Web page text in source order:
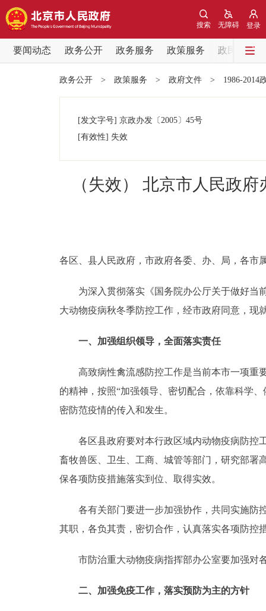
登录
无障碍
搜索
要闻动态 政务公开 政务服务 政策服务
政民互动
党中央精神
政策兑现
决策公开
便民服务
政民互动
参与调查
走进北京
北京概况
政务公开 > 政策服务 > 政府文件 > 1986-2014
[发文字号] 京政办发 〔2005〕 45号
[有效性] 失效
（失效） 北京市人民政
各区、县人民政府，市政府各委、办、局，各市
为深入贯彻落实《国务院办公厅关于做好当前
大动物疫病秋冬季防控工作，经市政府同意，现
一、加强组织领导，全面落实责任
高致病性禽流感防控工作是当前本市一项重要
的精神，按照“加强领导、密切配合，依靠科学
密防范疫情的传入和发生。
各区县政府要对本行政区域内动物疫病防控工
畜牧兽医、卫生、工商、城管等部门，研究部署
保各项防疫措施落实到位、取得实效。
各有关部门要进一步加强协作，共同实施防控
其职，各负其责，密切合作，认真落实各项防控
市防治重大动物疫病指挥部办公室要加强对
二、加强免疫工作，落实预防为主的方针